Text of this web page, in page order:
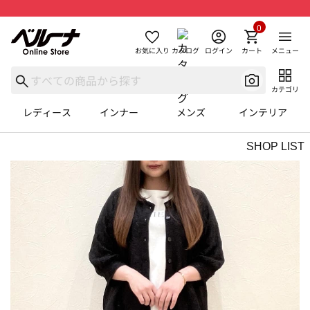
お気に入り カタログ ログイン カート
0
メニュー
カテゴリ
レディース インナー メンズ インテリア
SHOP LIST